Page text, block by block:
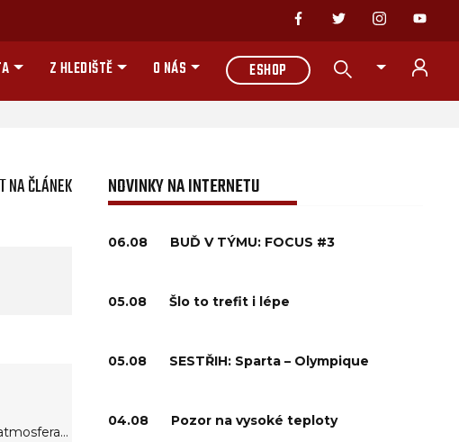
Z HLEDIŠTĚ O NÁS ESHOP
NA ČLÁNEK NOVINKY NA INTERNETU
06.08 BUĎ V TÝMU: FOCUS #3
05.08 Šlo to trefit i lépe
05.08 SESTŘIH: Sparta – Olympique
04.08 Pozor na vysoké teploty